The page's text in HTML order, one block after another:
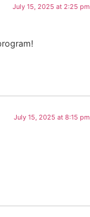
July 15, 2025 at 2:25 pm
July 15, 2025 at 8:15 pm